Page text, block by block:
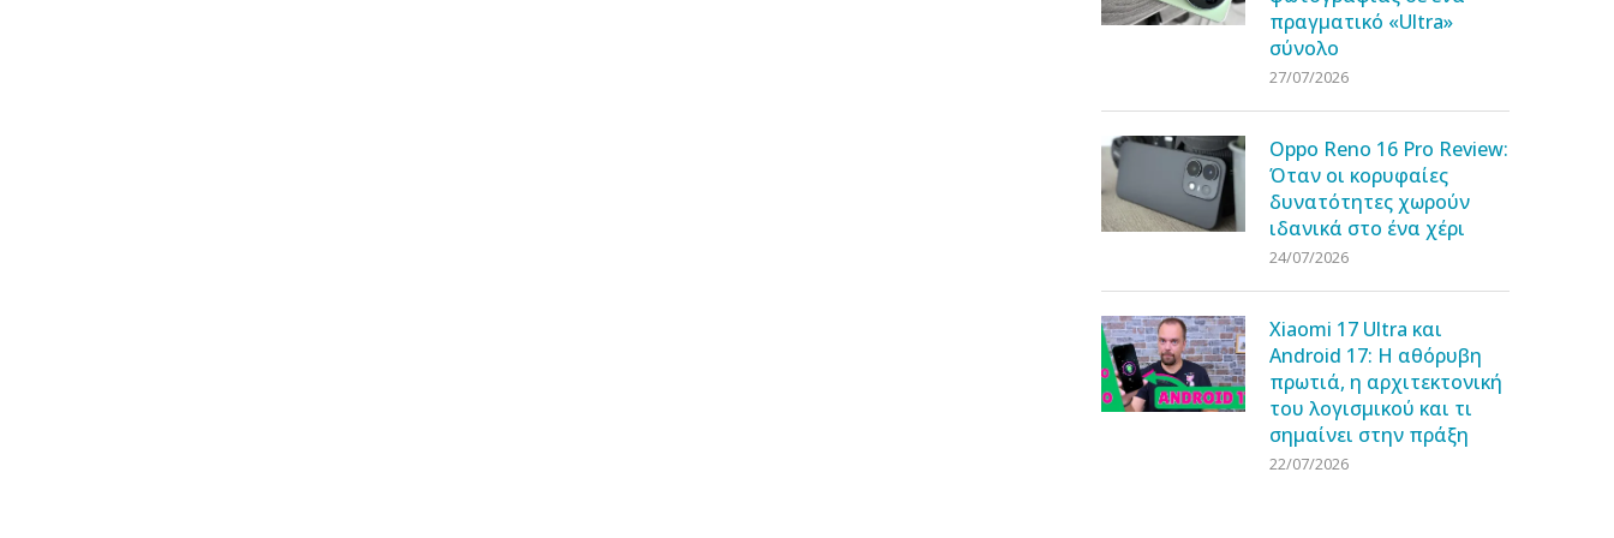
πραγματικό «Ultra»
σύνολο
27/07/2026
Oppo Reno 16 Pro Review:
Όταν οι κορυφαίες
δυνατότητες χωρούν
ιδανικά στο ένα χέρι
24/07/2026
Xiaomi 17 Ultra και
Android 17: Η αθόρυβη
πρωτιά, η αρχιτεκτονική
του λογισμικού και τι
σημαίνει στην πράξη
22/07/2026